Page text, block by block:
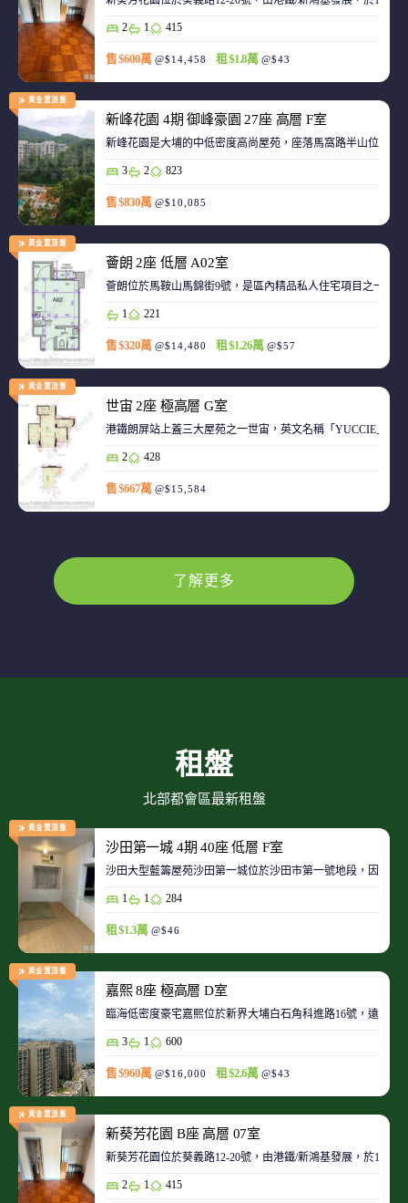
2 1 415
售 $600萬 @$14,458 租 $1.8萬 @$43
黃金置頂盤
新峰花園 4期 御峰豪園 27座 高層 F室
新峰花園是大埔的中低密度高尚屋苑，座落馬窩路半山位置
3 2 823
售 $830萬 @$10,085
黃金置頂盤
薈朗 2座 低層 A02室
薈朗位於馬鞍山馬錦街9號，是區內精品私人住宅項目之一，
1 221
售 $320萬 @$14,480 租 $1.26萬 @$57
黃金置頂盤
世宙 2座 極高層 G室
港鐵朗屏站上蓋三大屋苑之一世宙，英文名稱「YUCCIE」，
2 428
售 $667萬 @$15,584
了解更多
租盤
北部都會區最新租盤
黃金置頂盤
沙田第一城 4期 40座 低層 F室
沙田大型藍籌屋苑沙田第一城位於沙田市第一號地段，因此
1 1 284
租 $1.3萬 @$46
黃金置頂盤
嘉熙 8座 極高層 D室
臨海低密度豪宅嘉熙位於新界大埔白石角科進路16號，遠離
3 1 600
售 $960萬 @$16,000 租 $2.6萬 @$43
黃金置頂盤
新葵芳花園 B座 高層 07室
新葵芳花園位於葵義路12-20號，由港鐵/新鴻基發展，於
2 1 415